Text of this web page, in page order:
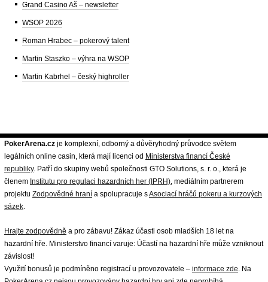
Grand Casino Aš – newsletter
WSOP 2026
Roman Hrabec – pokerový talent
Martin Staszko – výhra na WSOP
Martin Kabrhel – český highroller
PokerArena.cz je komplexní, odborný a důvěryhodný průvodce světem
legálních online casin, která mají licenci od Ministerstva financí České
republiky. Patří do skupiny webů společnosti GTO Solutions, s. r. o., která je
členem Institutu pro regulaci hazardních her (IPRH), mediálním partnerem
projektu Zodpovědné hraní a spolupracuje sAsociací hráčů pokeru a kurzových
sázek.
Hrajte zodpovědně a pro zábavu! Zákaz účasti osob mladších 18 let na
hazardní hře. Ministerstvo financí varuje: Účastí na hazardní hře může vzniknout
závislost!
Využití bonusů je podmíněno registrací u provozovatele – informace zde. Na